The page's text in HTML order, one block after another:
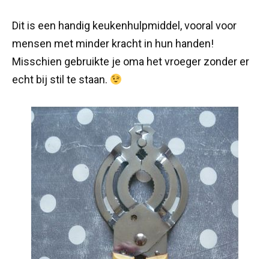
Dit is een handig keukenhulpmiddel, vooral voor
mensen met minder kracht in hun handen!
Misschien gebruikte je oma het vroeger zonder er
echt bij stil te staan.